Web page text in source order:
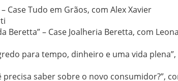
Case Tudo em Grãos, com Alex Xavier
– Case Joalheria Beretta, com
para tempo, dinheiro e uma vida
saber sobre o novo consumidor?”,